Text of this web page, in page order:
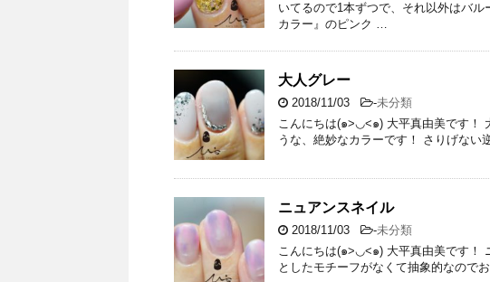
いてるので1本ずつで、それ以外はバ
カラー』のピンク …
大人グレー
2018/11/03 -未分類
こんにちは(๑>◡<๑) 大平真由美です！
うな、絶妙なカラーです！ さりげな
ニュアンスネイル
2018/11/03 -未分類
こんにちは(๑>◡<๑) 大平真由美です！
としたモチーフがなくて抽象的なので